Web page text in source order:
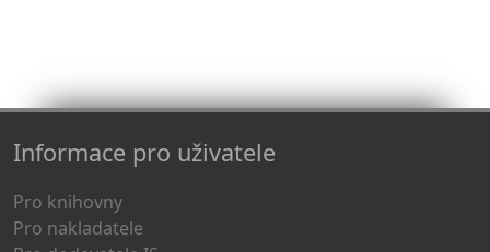
Informace pro uživatele
Pro knihovny
Pro nakladatele